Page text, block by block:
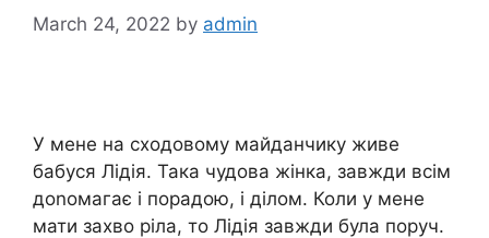
March 24, 2022 by admin
У мене на сходовому майданчику живе
бабуся Лідія. Така чудова жінка, завжди всім
доnомагає і порадою, і ділом. Коли у мене
мати захво ріла, то Лідія завжди була поруч.